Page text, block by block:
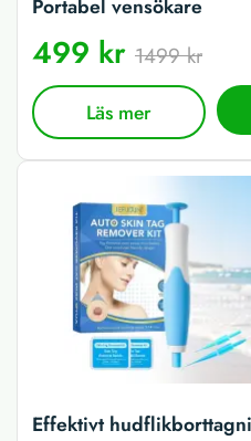
Portabel vensökare
499 kr 1499 kr
Läs mer
Effektivt